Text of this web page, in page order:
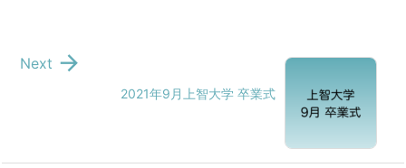
2021年9月上智大学 卒業式

Next